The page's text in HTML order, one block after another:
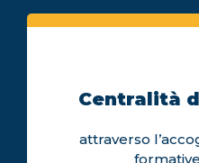
Centralità
attraverso